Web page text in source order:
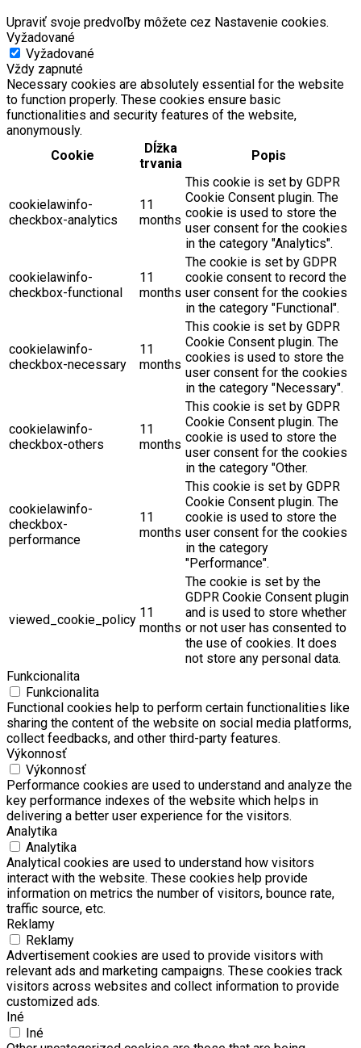
Upraviť svoje predvoľby môžete cez Nastavenie cookies.
Vyžadované
Vyžadované
Vždy zapnuté
Necessary cookies are absolutely essential for the website
to function properly. These cookies ensure basic
functionalities and security features of the website,
anonymously.
Cookie
Dĺžka
trvania
Popis
cookielawinfo-
checkbox-analytics
11
months
This cookie is set by GDPR
Cookie Consent plugin. The
cookie is used to store the
user consent for the cookies
in the category "Analytics".
cookielawinfo-
checkbox-functional
11
months
The cookie is set by GDPR
cookie consent to record the
user consent for the cookies
in the category "Functional".
cookielawinfo-
checkbox-necessary
11
months
This cookie is set by GDPR
Cookie Consent plugin. The
cookies is used to store the
user consent for the cookies
in the category "Necessary".
cookielawinfo-
checkbox-others
11
months
This cookie is set by GDPR
Cookie Consent plugin. The
cookie is used to store the
user consent for the cookies
in the category "Other.
cookielawinfo-
checkbox-
performance
11
months
This cookie is set by GDPR
Cookie Consent plugin. The
cookie is used to store the
user consent for the cookies
in the category
"Performance".
viewed_cookie_policy 11
months
The cookie is set by the
GDPR Cookie Consent plugin
and is used to store whether
or not user has consented to
the use of cookies. It does
not store any personal data.
Funkcionalita
Funkcionalita
Functional cookies help to perform certain functionalities like
sharing the content of the website on social media platforms,
collect feedbacks, and other third-party features.
Výkonnosť
Výkonnosť
Performance cookies are used to understand and analyze the
key performance indexes of the website which helps in
delivering a better user experience for the visitors.
Analytika
Analytika
Analytical cookies are used to understand how visitors
interact with the website. These cookies help provide
information on metrics the number of visitors, bounce rate,
traffic source, etc.
Reklamy
Reklamy
Advertisement cookies are used to provide visitors with
relevant ads and marketing campaigns. These cookies track
visitors across websites and collect information to provide
customized ads.
Iné
Iné